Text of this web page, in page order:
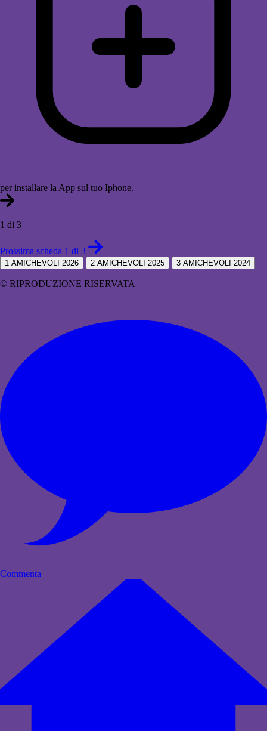
per installare la App sul tuo Iphone.
1 di 3
Prossima scheda 1 di 3
1 AMICHEVOLI 2026 2 AMICHEVOLI 2025 3 AMICHEVOLI 2024
© RIPRODUZIONE RISERVATA
Commenta